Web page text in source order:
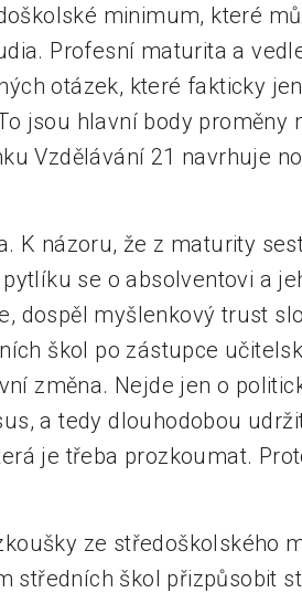
minimum, které
Profesní maturita a
otázek, které fakticky
jsou hlavní body proměny
Vzdělávání 21 navrhuje
K názoru, že z maturity
se o absolventovi a
dospěl myšlenkový trust
škol po zástupce
změna. Nejde jen o
a tedy dlouhodobou
je třeba prozkoumat.
ze středoškolského
středních škol přizpůsobit